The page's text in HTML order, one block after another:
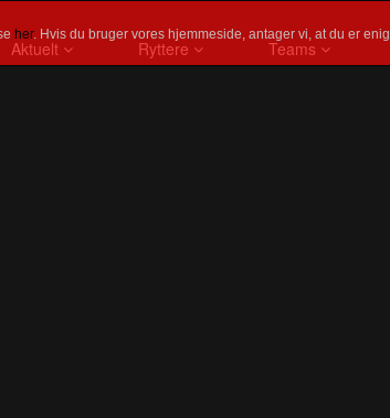
her. Hvis du bruger vores hjemmeside, antager vi, at du er enig.
Aktuelt Ryttere Teams